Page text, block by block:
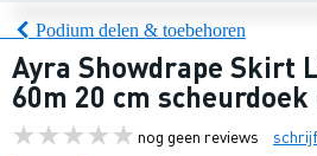
Podium delen & toebehoren
Ayra Showdrape Skirt
60m 20 cm
nog geen reviews